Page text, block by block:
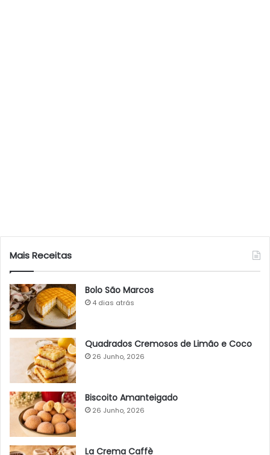
Mais Receitas
Bolo São Marcos
4 dias atrás
Quadrados Cremosos de Limão e Coco
26 Junho, 2026
Biscoito Amanteigado
26 Junho, 2026
La Crema Caffè